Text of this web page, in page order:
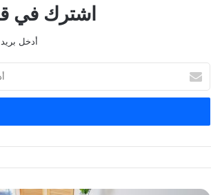
اشترك في
أدخل
بريدك
الإلكتروني